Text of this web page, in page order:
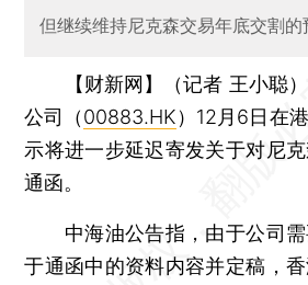
但继续维持尼克森交易年底交割的
【财新网】（记者 王小聪）
公司（00883.HK）12月6日在
示将进一步延迟寄发关于对尼
通函。
中海油公告指，由于公司需
于通函中的资料内容并定稿，